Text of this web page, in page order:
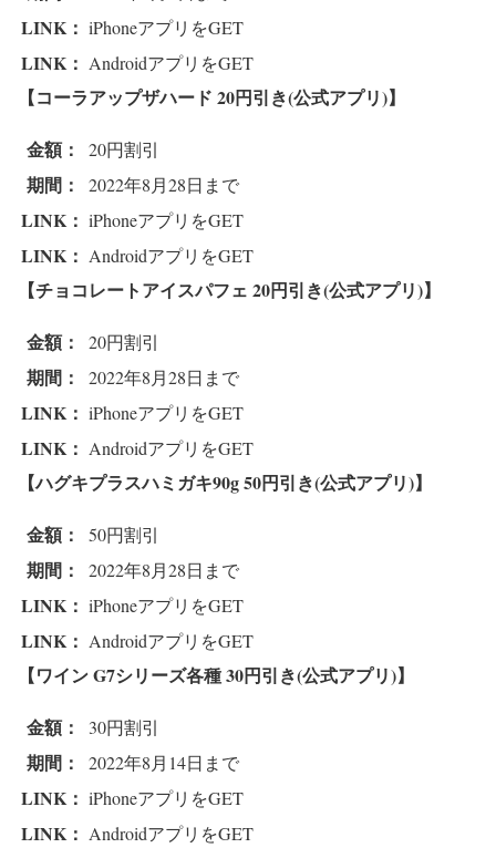
LINK： iPhoneアプリをGET
LINK： AndroidアプリをGET
【コーラアップザハード 20円引き(公式アプリ)】
金額： 20円割引
期間： 2022年8月28日まで
LINK： iPhoneアプリをGET
LINK： AndroidアプリをGET
【チョコレートアイスパフェ 20円引き(公式アプリ)】
金額： 20円割引
期間： 2022年8月28日まで
LINK： iPhoneアプリをGET
LINK： AndroidアプリをGET
【ハグキプラスハミガキ90g 50円引き(公式アプリ)】
金額： 50円割引
期間： 2022年8月28日まで
LINK： iPhoneアプリをGET
LINK： AndroidアプリをGET
【ワイン G7シリーズ各種 30円引き(公式アプリ)】
金額： 30円割引
期間： 2022年8月14日まで
LINK： iPhoneアプリをGET
LINK： AndroidアプリをGET